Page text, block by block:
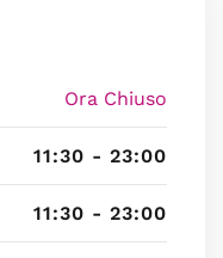
Ora Chiuso
11:30 - 23:00
11:30 - 23:00